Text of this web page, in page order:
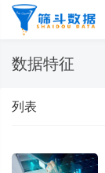
数据特征
列表